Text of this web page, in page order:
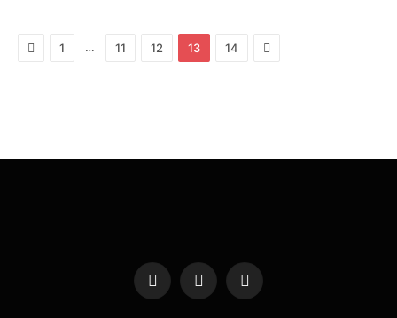
Previous
1 … 11 12 13 14 Next
Facebook
X
(Twitter)
Instagram